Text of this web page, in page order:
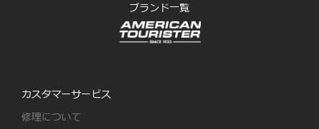
ブランド一覧
カスタマーサービス
修理について